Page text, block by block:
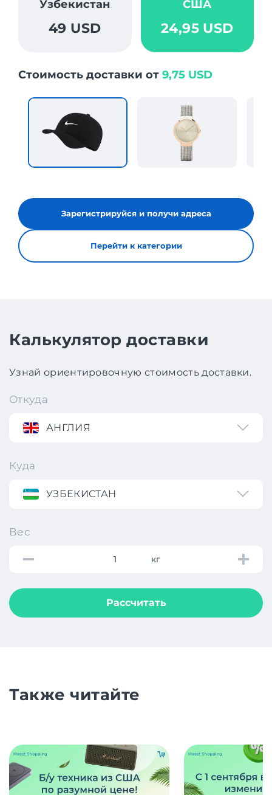
Узбекистан
49 USD
США
24,95 USD
Стоимость доставки от 9,75 USD
Зарегистрируйся и получи адреса
Перейти к категории
Калькулятор доставки
Узнай ориентировочную стоимость доставки.
Откуда
АНГЛИЯ
Куда
УЗБЕКИСТАН
Вес
кг
Рассчитать
Также читайте